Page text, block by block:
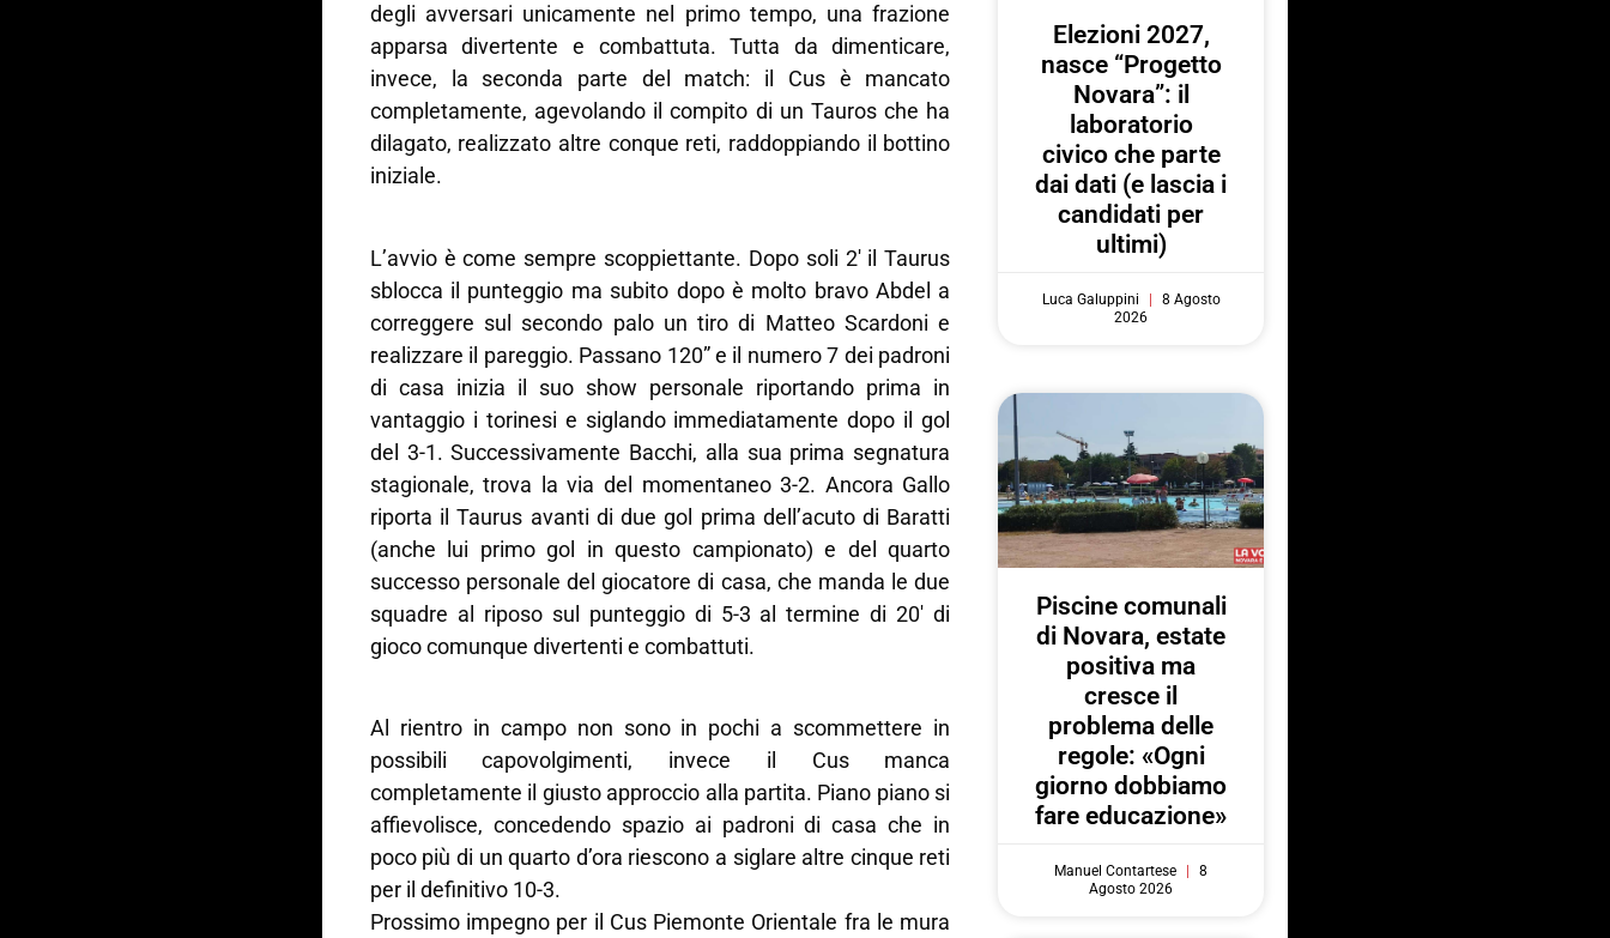
degli avversari unicamente nel primo tempo, una frazione
apparsa divertente e combattuta. Tutta da dimenticare,
invece, la seconda parte del match: il Cus è mancato
completamente, agevolando il compito di un Tauros che ha
dilagato, realizzato altre conque reti, raddoppiando il bottino
iniziale.
L’avvio è come sempre scoppiettante. Dopo soli 2′ il Taurus
sblocca il punteggio ma subito dopo è molto bravo Abdel a
correggere sul secondo palo un tiro di Matteo Scardoni e
realizzare il pareggio. Passano 120” e il numero 7 dei padroni
di casa inizia il suo show personale riportando prima in
vantaggio i torinesi e siglando immediatamente dopo il gol
del 3-1. Successivamente Bacchi, alla sua prima segnatura
stagionale, trova la via del momentaneo 3-2. Ancora Gallo
riporta il Taurus avanti di due gol prima dell’acuto di Baratti
(anche lui primo gol in questo campionato) e del quarto
successo personale del giocatore di casa, che manda le due
squadre al riposo sul punteggio di 5-3 al termine di 20′ di
gioco comunque divertenti e combattuti.
Al rientro in campo non sono in pochi a scommettere in
possibili capovolgimenti, invece il Cus manca
completamente il giusto approccio alla partita. Piano piano si
affievolisce, concedendo spazio ai padroni di casa che in
poco più di un quarto d’ora riescono a siglare altre cinque reti
per il definitivo 10-3.
Prossimo impegno per il Cus Piemonte Orientale fra le mura
Elezioni 2027,
nasce “Progetto
Novara”: il
laboratorio
civico che parte
dai dati (e lascia i
candidati per
ultimi)
Luca Galuppini
8 Agosto
2026
Piscine comunali
di Novara, estate
positiva ma
cresce il
problema delle
regole: «Ogni
giorno dobbiamo
fare educazione»
Manuel Contartese
8
Agosto 2026